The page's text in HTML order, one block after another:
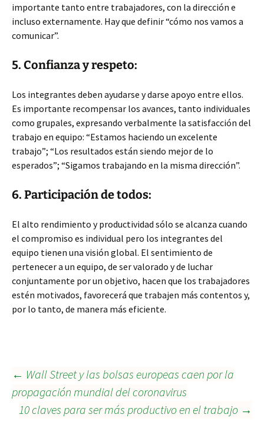
importante tanto entre trabajadores, con la dirección e
incluso externamente. Hay que definir “cómo nos vamos a
comunicar”.
5. Confianza y respeto:
Los integrantes deben ayudarse y darse apoyo entre ellos.
Es importante recompensar los avances, tanto individuales
como grupales, expresando verbalmente la satisfacción del
trabajo en equipo: “Estamos haciendo un excelente
trabajo”; “Los resultados están siendo mejor de lo
esperados”; “Sigamos trabajando en la misma dirección”.
6. Participación de todos:
El alto rendimiento y productividad sólo se alcanza cuando
el compromiso es individual pero los integrantes del
equipo tienen una visión global. El sentimiento de
pertenecer a un equipo, de ser valorado y de luchar
conjuntamente por un objetivo, hacen que los trabajadores
estén motivados, favorecerá que trabajen más contentos y,
por lo tanto, de manera más eficiente.
Navegación
de
← Wall Street y las bolsas europeas caen por la
propagación mundial del coronavirus
10 claves para ser más productivo en el trabajo →